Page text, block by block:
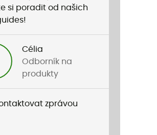
si poradit od našich
Célia
Odborník na
produkty
zprávou